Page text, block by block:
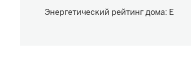
Энергетический рейтинг дома: E